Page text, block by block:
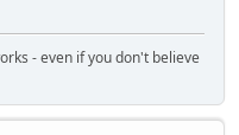
- even if you don't believe